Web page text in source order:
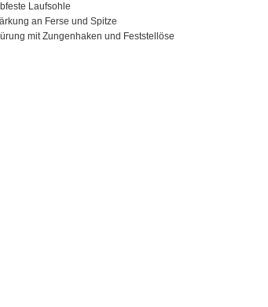
Laufsohle
an Ferse und Spitze
mit Zungenhaken und Feststellöse